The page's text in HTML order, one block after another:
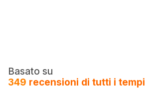
Basato su
349 recensioni di tutti i tempi